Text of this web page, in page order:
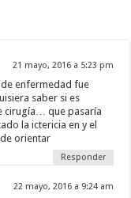
21 mayo, 2016 a 5:23 pm
enfermedad fue
saber si es
cirugía… que pasaría
la ictericia en y el
orientar
Responder
22 mayo, 2016 a 9:24 am